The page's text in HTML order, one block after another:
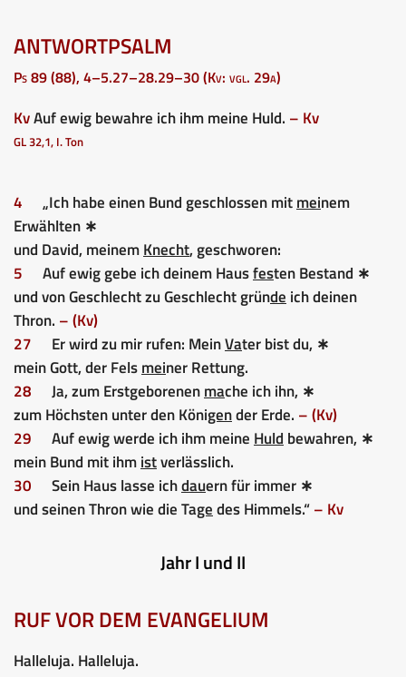
ANTWORTPSALM
Ps 89 (88), 4–5.27–28.29–30 (Kv: vgl. 29a)
KvAuf ewig bewahre ich ihm meine Huld. – Kv
GL 32,1, I. Ton
4 „Ich habe einen Bund geschlossen mitmeinem
Erwählten ∗
und David, meinemKnecht, geschworen:
5
Auf ewig gebe ich deinem Hausfesten Bestand ∗
und von Geschlecht zu Geschlecht gründe ich deinen
Thron. – (Kv)
27
Er wird zu mir rufen: MeinVater bist du, ∗
mein Gott, der Felsmeiner Rettung.
28
Ja, zum Erstgeborenenmache ich ihn, ∗
zum Höchsten unter den Königender Erde. – (Kv)
29
Auf ewig werde ich ihm meine Huld bewahren, ∗
mein Bund mit ihmistverlässlich.
30
Sein Haus lasse ichdauern für immer ∗
und seinen Thron wie die Tagedes Himmels.“– Kv
Jahr I und II
RUF VOR DEM EVANGELIUM
Halleluja. Halleluja.